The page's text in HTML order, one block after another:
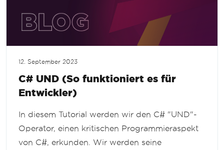
12. September 2023
C# UND (So funktioniert es für
Entwickler)
In diesem Tutorial werden wir den C# "UND"-
Operator, einen kritischen Programmieraspekt
von C#, erkunden. Wir werden seine